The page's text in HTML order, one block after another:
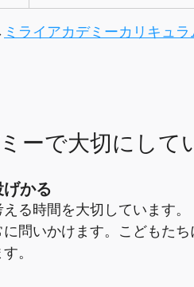
ミライアカデミーカリキュラ
ーで大切にして
かる
る時間を大切しています
問いかけます。こどもた
。